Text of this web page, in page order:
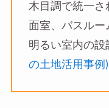
木目調で統一
面室、バスルー
明るい室内の設
の土地活用事例)